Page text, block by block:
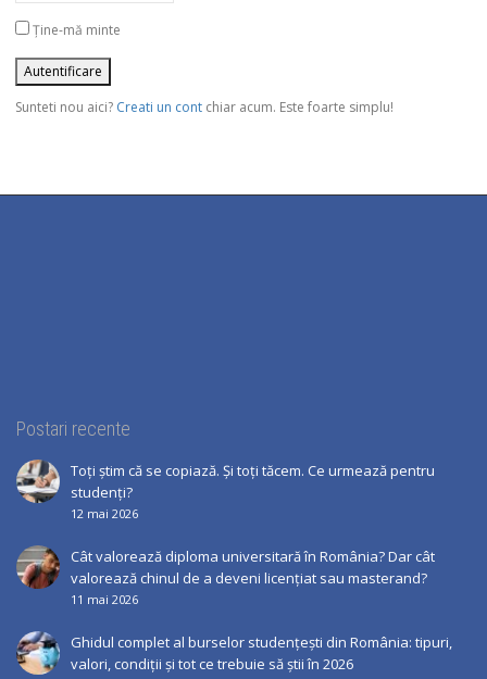
Ține-mă minte
Sunteti nou aici? Creati un cont chiar acum. Este foarte simplu!
Postari recente
Toți știm că se copiază. Și toți tăcem. Ce urmează pentru
studenți?
12 mai 2026
Cât valorează diploma universitară în România? Dar cât
valorează chinul de a deveni licențiat sau masterand?
11 mai 2026
Ghidul complet al burselor studențești din România: tipuri,
valori, condiții și tot ce trebuie să știi în 2026